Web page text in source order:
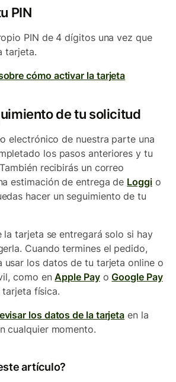
PIN
PIN de 4 dígitos una vez que
tarjeta.
cómo activar la tarjeta
de tu solicitud
electrónico de nuestra parte una
los pasos anteriores y tu
recibirás un correo
estimación de entrega de Loggio
hacer un seguimiento de tu
la tarjeta se entregará solo si hay
Cuando termines el pedido,
usar los datos de tu tarjeta online o
como enApple PayoGoogle Pay
física.
los datos de la tarjeta en la
cualquier momento.
artículo?